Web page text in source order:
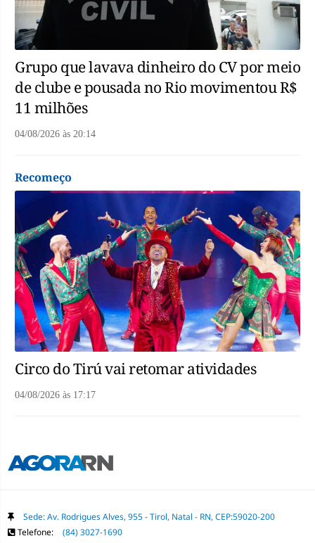
Grupo que lavava dinheiro do CV por meio
de clube e pousada no Rio movimentou R$
11 milhões
04/08/2026 às 20:14
Recomeço
Circo do Tirú vai retomar atividades
04/08/2026 às 17:17
Sede: Av. Rodrigues Alves, 955 - Tirol, Natal - RN, CEP:59020-200
Telefone:
(84) 3027-1690